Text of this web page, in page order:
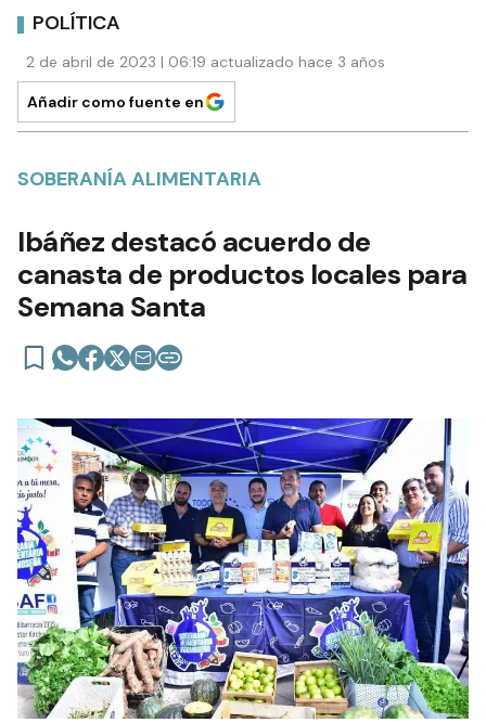
POLÍTICA
2 de abril de 2023 | 06:19 actualizado hace 3 años
Añadir como fuente en
SOBERANÍA ALIMENTARIA
Ibáñez destacó acuerdo de
canasta de productos locales para
Semana Santa